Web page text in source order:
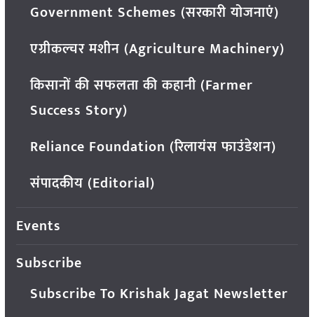
Government Schemes (सरकारी योजनाएं)
एग्रीकल्चर मशीन (Agriculture Machinery)
किसानों की सफलता की कहानी (Farmer
Success Story)
Reliance Foundation (रिलायंस फाउंडेशन)
संपादकीय (Editorial)
Events
Subscribe
Subscribe To Krishak Jagat Newsletter